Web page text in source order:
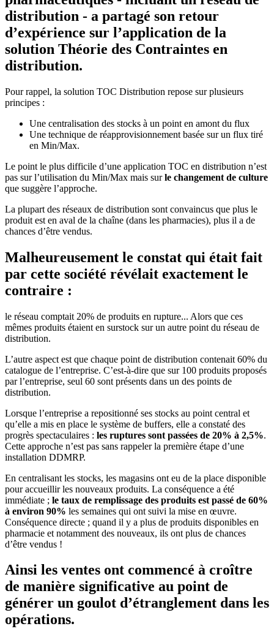
distribution - a partagé son retour
d’expérience sur l’application de la
solution Théorie des Contraintes en
distribution.
Pour rappel, la solution TOC Distribution repose sur plusieurs
principes :
Une centralisation des stocks à un point en amont du flux
Une technique de réapprovisionnement basée sur un flux tiré
en Min/Max.
Le point le plus difficile d’une application TOC en distribution n’est
pas sur l’utilisation du Min/Max mais surle changement de culture
que suggère l’approche.
La plupart des réseaux de distribution sont convaincus que plus le
produit est en aval de la chaîne (dans les pharmacies), plus il a de
chances d’être vendus.
Malheureusement le constat qui était fait
par cette société révélait exactement le
contraire :
le réseau comptait 20% de produits en rupture... Alors que ces
mêmes produits étaient en surstock sur un autre point du réseau de
distribution.
L’autre aspect est que chaque point de distribution contenait 60% du
catalogue de l’entreprise. C’est-à-dire que sur 100 produits proposés
par l’entreprise, seul 60 sont présents dans un des points de
distribution.
Lorsque l’entreprise a repositionné ses stocks au point central et
qu’elle a mis en place le système de buffers, elle a constaté des
progrès spectaculaires : les ruptures sont passées de 20% à 2,5%.
Cette approche n’est pas sans rappeler la première étape d’une
installation DDMRP.
En centralisant les stocks, les magasins ont eu de la place disponible
pour accueillir les nouveaux produits. La conséquence a été
immédiate ; le taux de remplissage des produits est passé de 60%
à environ 90% les semaines qui ont suivi la mise en œuvre.
Conséquence directe ; quand il y a plus de produits disponibles en
pharmacie et notamment des nouveaux, ils ont plus de chances
d’être vendus !
Ainsi les ventes ont commencé à croître
de manière significative au point de
générer un goulot d’étranglement dans les
opérations.